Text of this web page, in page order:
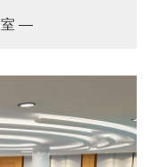
室 —